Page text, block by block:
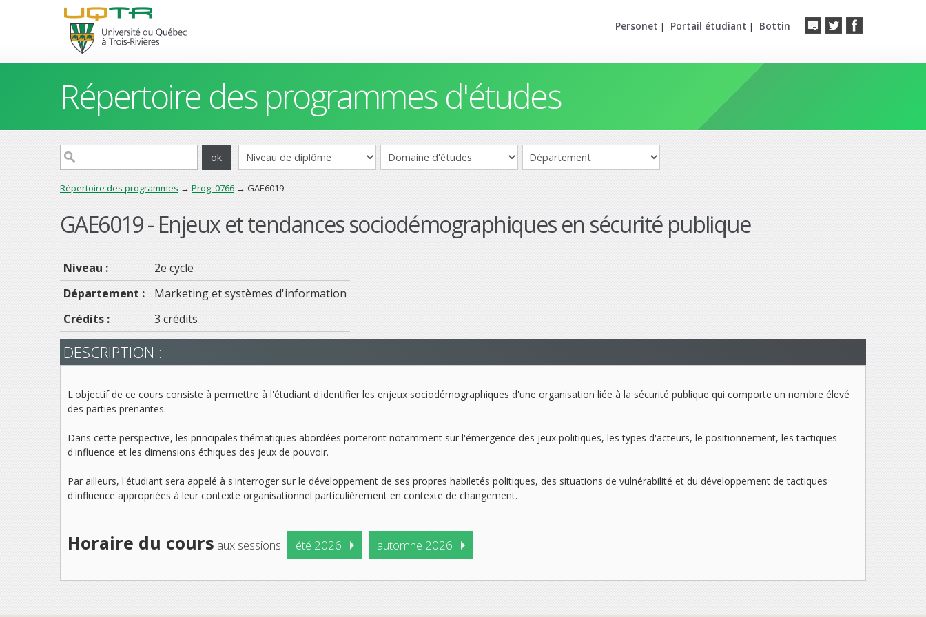
Personet | Portail étudiant | Bottin
Répertoire des programmes d'études
Répertoire des programmes → Prog. 0766 → GAE6019
GAE6019 - Enjeux et tendances sociodémographiques en sécurité publique
Niveau :
2e cycle
Département :
Marketing et systèmes d'information
Crédits :
3 crédits
DESCRIPTION :
L'objectif de ce cours consiste à permettre à l'étudiant d'identifier les enjeux sociodémographiques d'une organisation liée à la sécurité publique qui comporte un nombre élevé
des parties prenantes.
Dans cette perspective, les principales thématiques abordées porteront notamment sur l'émergence des jeux politiques, les types d'acteurs, le positionnement, les tactiques
d'influence et les dimensions éthiques des jeux de pouvoir.
Par ailleurs, l'étudiant sera appelé à s'interroger sur le développement de ses propres habiletés politiques, des situations de vulnérabilité et du développement de tactiques
d'influence appropriées à leur contexte organisationnel particulièrement en contexte de changement.
Horaire du cours aux sessions été 2026 automne 2026